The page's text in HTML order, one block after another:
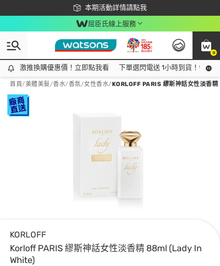
本期活動詳情請點我
下載app最高回饋$350
屈臣氏線上服務
0
激推換購優惠價！立即點我看
激推換購優惠價！立即點我看 下單選閃電送 1小時到貨！領神
首頁/美體美髮/香水/香氛/女性香水/KORLOFF PARIS 繆斯神話女性淡香
KORLOFF
Korloff PARIS 繆斯神話女性淡香精 88ml (Lady In
White)